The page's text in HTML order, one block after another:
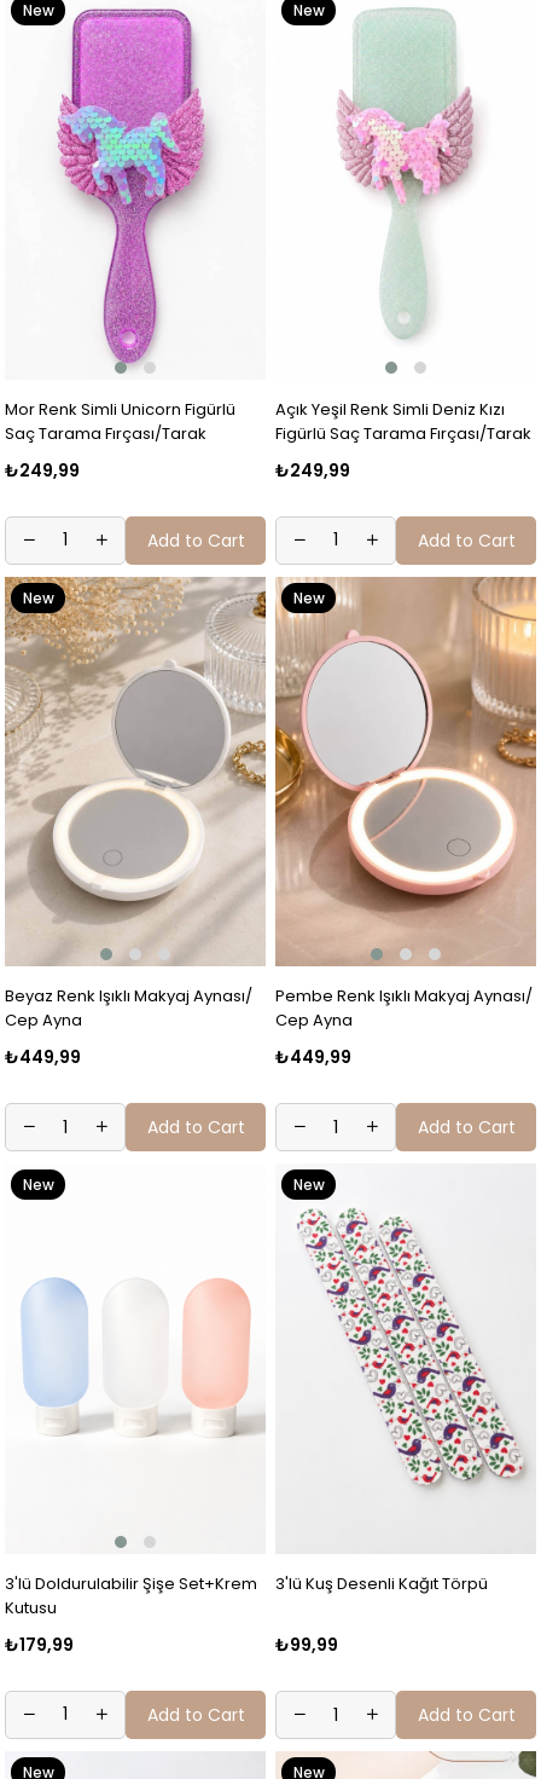
Mor Renk Simli Unicorn Figürlü
Saç Tarama Fırçası/Tarak
₺249,99
New
Add to Cart
Açık Yeşil Renk Simli Deniz Kızı
Figürlü Saç Tarama Fırçası/Tarak
₺249,99
New
Add to Cart
Beyaz Renk Işıklı Makyaj Aynası/
Cep Ayna
₺449,99
New
Item
Add to Cart
Pembe Renk Işıklı Makyaj Aynası/
Cep Ayna
₺449,99
New
Item
Add to Cart
3'lü Doldurulabilir Şişe Set+Krem
Kutusu
₺179,99
New
Add to Cart
3'lü Kuş Desenli Kağıt Törpü
₺99,99
New
Item
Add to Cart
New New